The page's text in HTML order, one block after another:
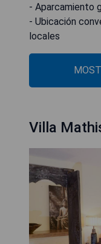
- Aparcamiento
- Ubicación
locales
Villa